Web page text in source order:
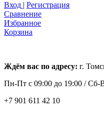
Вход | Регистрация
Сравнение
Избранное
Корзина
Ждём вас по адресу: г.
Пн-Пт с 09:00 до 19:00 /Сб-
+7 901 611 42 10